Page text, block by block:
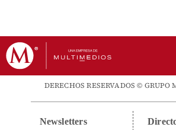
DERECHOS RESERVADOS © GRUPO
Newsletters